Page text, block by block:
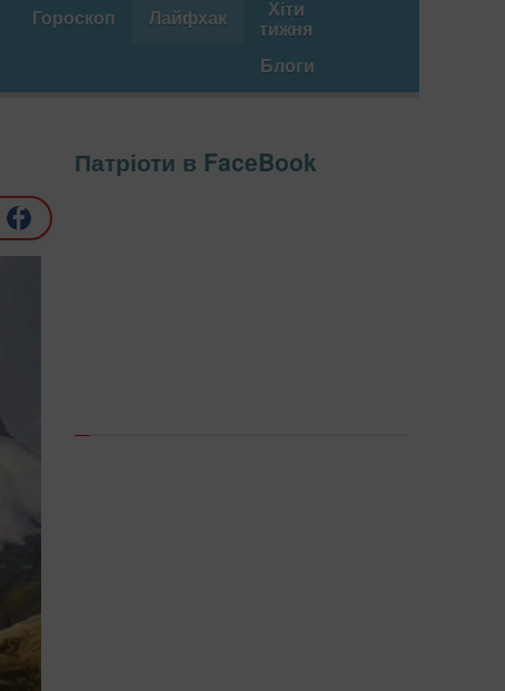
Гороскоп Лайфхак Хіти
тижня
Блоги
Патріоти в FaceBook